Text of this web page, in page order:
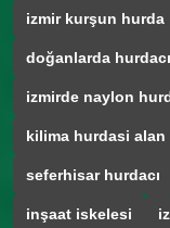
izmir kurşun hurda
doğanlarda
izmirde naylon
kilima hurdasi alan
seferhisar hurdacı
inşaat iskelesi